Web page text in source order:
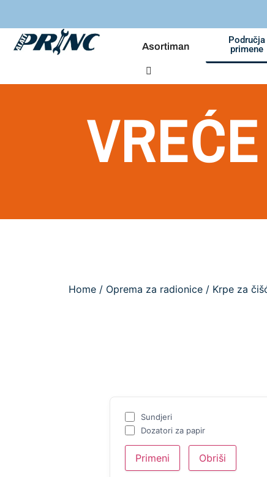
Asortiman
Područja
primene
Home / Oprema za radionice / Krpe za
Sundjeri
Dozatori za papir
Primeni Obriši